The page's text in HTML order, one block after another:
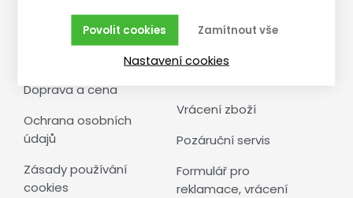
Vše o nákupu
Obchodní podmínky
Doprava a cena
Ochrana osobních
údajů
Zásady používání
cookies
Reklamace,
vrácení, servis
Vrácení zboží
Pozáruční servis
Formulář pro
reklamace, vrácení
Zamítnout vše
Povolit cookies
Nastavení cookies